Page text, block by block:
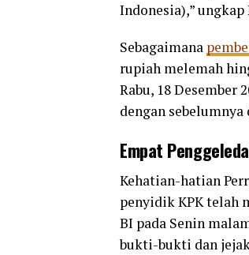
Indonesia),” ungkap
Sebagaimana
rupiah melemah
Rabu, 18 Desember
dengan sebelumnya
Empat
Kehatian-hatian
penyidik KPK telah
BI pada Senin
bukti-bukti dan